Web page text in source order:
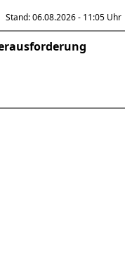
06.08.2026 - 11:05 Uhr